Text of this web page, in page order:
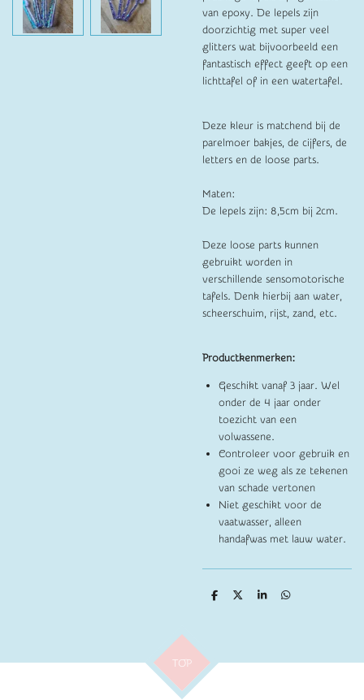
van epoxy. De lepels zijn
doorzichtig met super veel
glitters wat bijvoorbeeld een
fantastisch effect geeft op een
lichttafel of in een watertafel.
Deze kleur is matchend bij de
parelmoer bakjes, de cijfers, de
letters en de loose parts.
Maten:
De lepels zijn: 8,5cm bij 2cm.
Deze loose parts kunnen
gebruikt worden in
verschillende sensomotorische
tafels. Denk hierbij aan water,
scheerschuim, rijst, zand, etc.
Productkenmerken:
Geschikt vanaf 3 jaar. Wel
onder de 4 jaar onder
toezicht van een
volwassene.
Controleer voor gebruik en
gooi ze weg als ze tekenen
van schade vertonen
Niet geschikt voor de
vaatwasser, alleen
handafwas met lauw water.
D
D
S
D
TOP